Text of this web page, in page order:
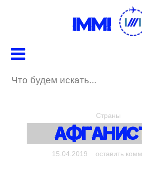
IMMI
Страны
15.04.2019 оставить